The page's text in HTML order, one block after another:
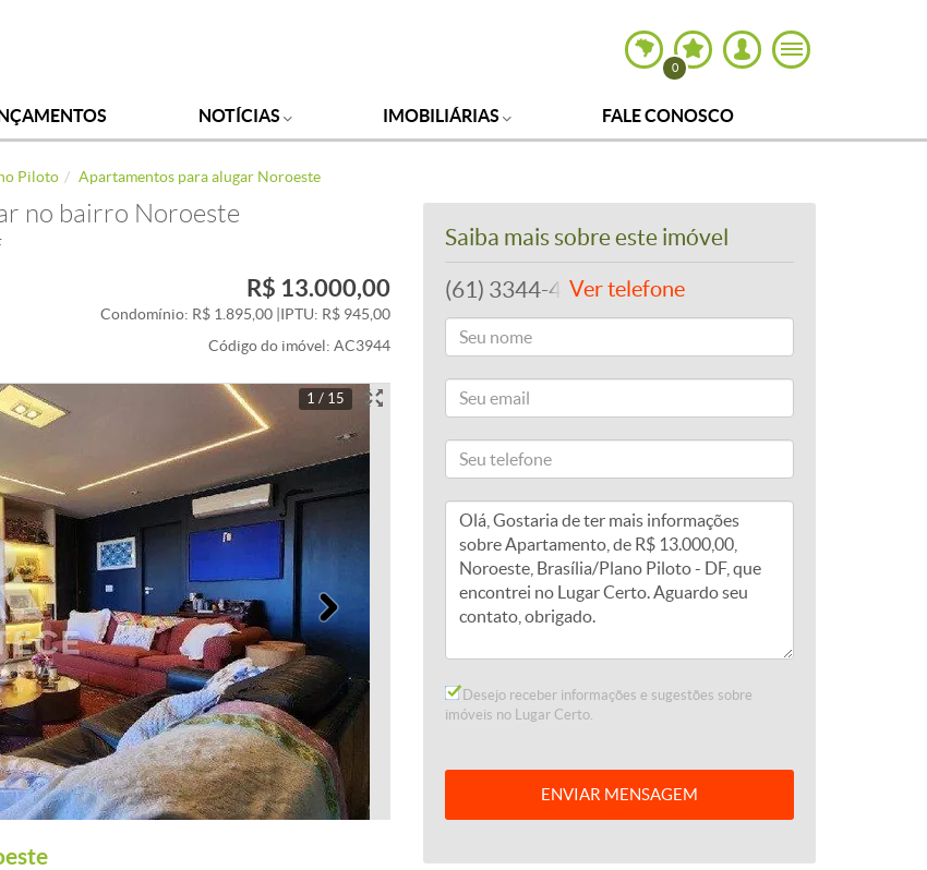
0
NOTÍCIAS IMOBILIÁRIAS FALE CONOSCO
Piloto Apartamentos para alugar Noroeste
no bairro Noroeste
R$ 13.000,00
Condomínio: R$ 1.895,00 IPTU: R$ 945,00
Código do imóvel: AC3944
1 / 15
Saiba mais sobre este imóvel
(61) 3344-4112Ver telefone
Desejo receber informações e sugestões sobre
imóveis no Lugar Certo.
ENVIAR MENSAGEM